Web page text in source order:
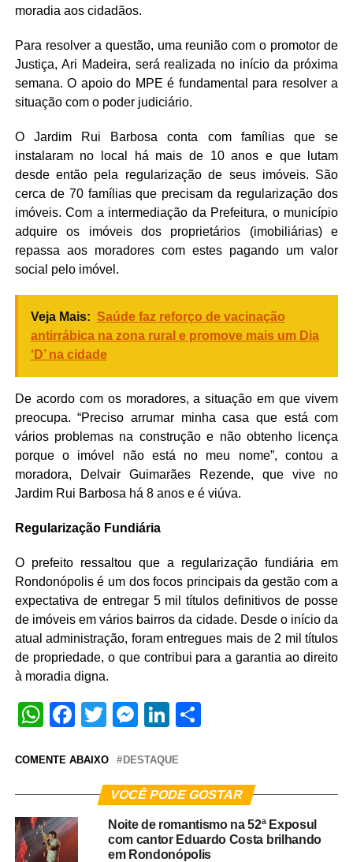
moradia aos cidadãos.
Para resolver a questão, uma reunião com o promotor de
Justiça, Ari Madeira, será realizada no início da próxima
semana. O apoio do MPE é fundamental para resolver a
situação com o poder judiciário.
O Jardim Rui Barbosa conta com famílias que se
instalaram no local há mais de 10 anos e que lutam
desde então pela regularização de seus imóveis. São
cerca de 70 famílias que precisam da regularização dos
imóveis. Com a intermediação da Prefeitura, o município
adquire os imóveis dos proprietários (imobiliárias) e
repassa aos moradores com estes pagando um valor
social pelo imóvel.
Veja Mais: Saúde faz reforço de vacinação
antirrábica na zona rural e promove mais um Dia
‘D’ na cidade
De acordo com os moradores, a situação em que vivem
preocupa. “Preciso arrumar minha casa que está com
vários problemas na construção e não obtenho licença
porque o imóvel não está no meu nome”, contou a
moradora, Delvair Guimarães Rezende, que vive no
Jardim Rui Barbosa há 8 anos e é viúva.
Regularização Fundiária
O prefeito ressaltou que a regularização fundiária em
Rondonópolis é um dos focos principais da gestão com a
expectativa de entregar 5 mil títulos definitivos de posse
de imóveis em vários bairros da cidade. Desde o início da
atual administração, foram entregues mais de 2 mil títulos
de propriedade, o que contribui para a garantia ao direito
à moradia digna.
WhatsApp
Facebook
TwitterMessenger
LinkedIn
COMENTE ABAIXO DESTAQUE
VOCÊ PODE GOSTAR
Noite de romantismo na 52ª Exposul
com cantor Eduardo Costa brilhando
em Rondonópolis